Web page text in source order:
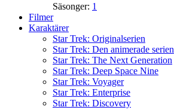
Säsonger: 1
Filmer
Karaktärer
Star Trek: Originalserien
Star Trek: Den animerade serien
Star Trek: The Next Generation
Star Trek: Deep Space Nine
Star Trek: Voyager
Star Trek: Enterprise
Star Trek: Discovery